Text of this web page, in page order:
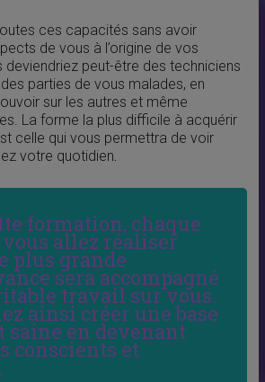
ces capacités sans avoir
de vous à l’origine de vos
deviendriez peut-être des techniciens
parties de vous malades, en
sur les autres et même
La forme la plus difficile à acquérir
celle qui vous permettra de voir
votre quotidien.
formation, chaque
vous allez réaliser
plus grande
sera accompagné
travail sur vous.
ainsi créer une base
saine en devenant
conscients et